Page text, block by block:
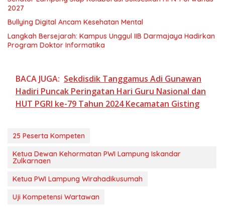
2027
Bullying Digital Ancam Kesehatan Mental
Langkah Bersejarah: Kampus Unggul IIB Darmajaya Hadirkan
Program Doktor Informatika
BACA JUGA: Sekdisdik Tanggamus Adi Gunawan
Hadiri Puncak Peringatan Hari Guru Nasional dan
HUT PGRI ke-79 Tahun 2024 Kecamatan Gisting
25 Peserta Kompeten
Ketua Dewan Kehormatan PWI Lampung Iskandar
Zulkarnaen
Ketua PWI Lampung Wirahadikusumah
Uji Kompetensi Wartawan